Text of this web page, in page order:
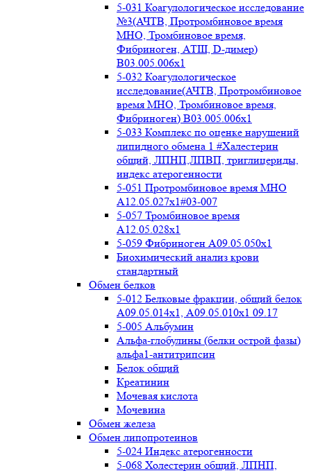
5-031 Коагулологическое исследование
№3(АЧТВ, Протромбиновое время
МНО, Тромбиновое время,
Фибриноген, АТIII, D-димер)
B03.005.006x1
5-032 Коагулологическое
исследование(АЧТВ, Протромбиновое
время МНО, Тромбиновое время,
Фибриноген) B03.005.006x1
5-033 Комплекс по оценке нарушений
липидного обмена 1 #Халестерин
общий, ЛПНП,ЛПВП, триглицериды,
индекс атерогенности
5-051 Протромбиновое время МНО
А12.05.027x1#03-007
5-057 Тромбиновое время
А12.05.028x1
5-059 Фибриноген А09.05.050x1
Биохимический анализ крови
стандартный
Обмен белков
5-012 Белковые фракции, общий белок
А09.05.014х1, А09.05.010х1 09.17
5-005 Альбумин
Альфа-глобулины (белки острой фазы)
альфа1-антитрипсин
Белок общий
Креатинин
Мочевая кислота
Мочевина
Обмен железа
Обмен липопротеинов
5-024 Индекс атерогенности
5-068 Холестерин общий, ЛПНП,